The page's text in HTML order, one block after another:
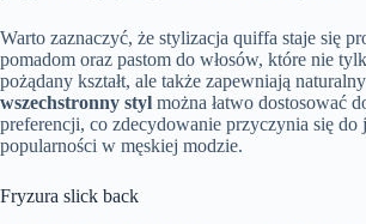
Warto zaznaczyć, że stylizacja quiffa staje się
pomadom oraz pastom do włosów, które nie
pożądany kształt, ale także zapewniają
wszechstronny styl można łatwo dostosować
preferencji, co zdecydowanie przyczynia się do
popularności w męskiej modzie.
Fryzura slick back